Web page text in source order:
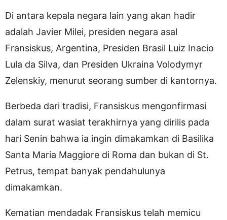
Di antara kepala negara lain yang akan hadir
adalah Javier Milei, presiden negara asal
Fransiskus, Argentina, Presiden Brasil Luiz Inacio
Lula da Silva, dan Presiden Ukraina Volodymyr
Zelenskiy, menurut seorang sumber di kantornya.
Berbeda dari tradisi, Fransiskus mengonfirmasi
dalam surat wasiat terakhirnya yang dirilis pada
hari Senin bahwa ia ingin dimakamkan di Basilika
Santa Maria Maggiore di Roma dan bukan di St.
Petrus, tempat banyak pendahulunya
dimakamkan.
Kematian mendadak Fransiskus telah memicu